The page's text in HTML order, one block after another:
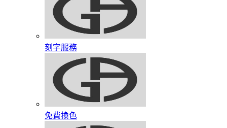
刻字服務
免費換色